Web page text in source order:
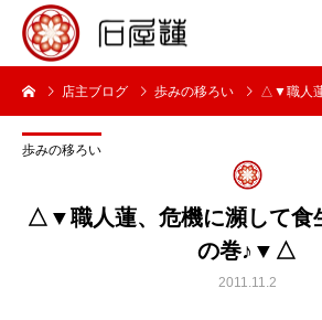
店主ブログ 歩みの移ろい △▼職人蓮、危機
歩みの移ろい
△▼職人蓮、危機に瀕して食
の巻♪▼△
2011.11.2